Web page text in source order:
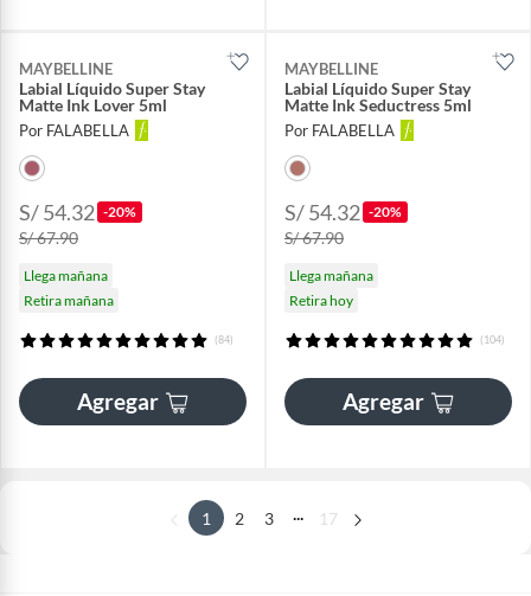
MAYBELLINE
Labial Líquido Super Stay
Matte Ink Lover 5ml
Por FALABELLA
S/ 54.32 -20%
S/ 67.90
Llega mañana
Retira mañana
(84)
Agregar
MAYBELLINE
Labial Líquido Super Stay
Matte Ink Seductress 5ml
Por FALABELLA
S/ 54.32 -20%
S/ 67.90
Llega mañana
Retira hoy
(104)
Agregar
1 2 3 17